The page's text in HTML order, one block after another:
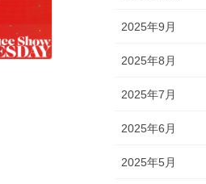
2025年9月
2025年8月
2025年7月
2025年6月
2025年5月